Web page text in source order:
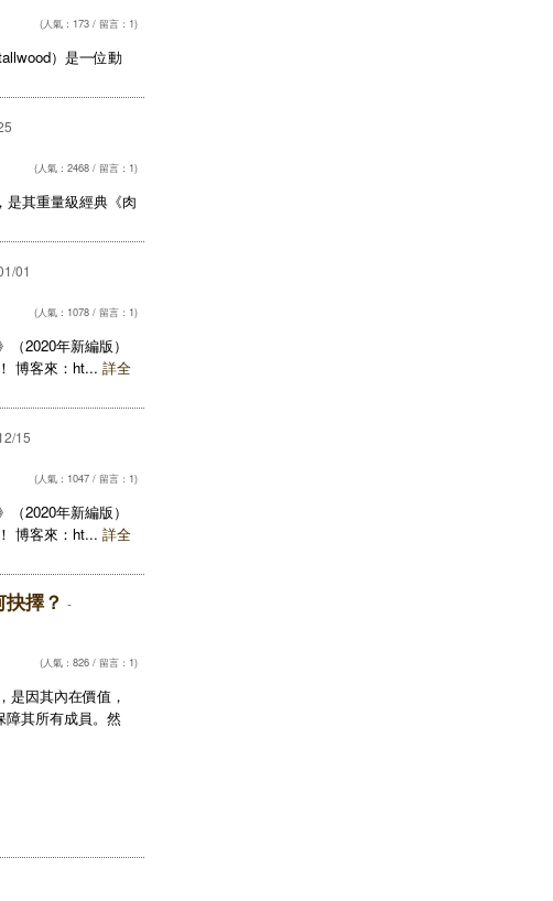
(人氣：173 / 留言：1)
）是一位動
(人氣：2468 / 留言：1)
是其重量級經典《肉
01
(人氣：1078 / 留言：1)
2020年新編版）
博客來：ht... 詳全
15
(人氣：1047 / 留言：1)
2020年新編版）
博客來：ht... 詳全
擇？ -
(人氣：826 / 留言：1)
是因其內在價值，
障其所有成員。然